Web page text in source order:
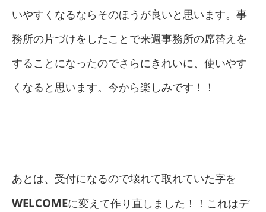
いやすくなるならそのほうが良いと思います。事
務所の片づけをしたことで来週事務所の席替えを
することになったのでさらにきれいに、使いやす
くなると思います。今から楽しみです！！
あとは、受付になるので壊れて取れていた字を
WELCOMEに変えて作り直しました！！これはデ